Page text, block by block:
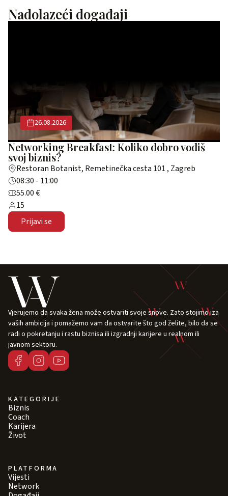
Nadolazeći događaji
26.08.2026
Networking Breakfast: Koliko dobro vodiš
svoj biznis?
Restoran Botanist, Remetinečka cesta 101 , Zagreb
08:30 - 11:00
55.00 €
15
Prijavi se
Vjerujemo da svaka žena može ostvariti svoje snove. Zato stojimo iza
vaših ambicija i pomažemo vam da ostvarite što god želite, bilo da se
radi o pokretanju i rastu biznisa ili izgradnji karijere u realnom ili
javnom sektoru.
KATEGORIJE
Biznis
Coach
Karijera
Život
PLATFORMA
Vijesti
Network